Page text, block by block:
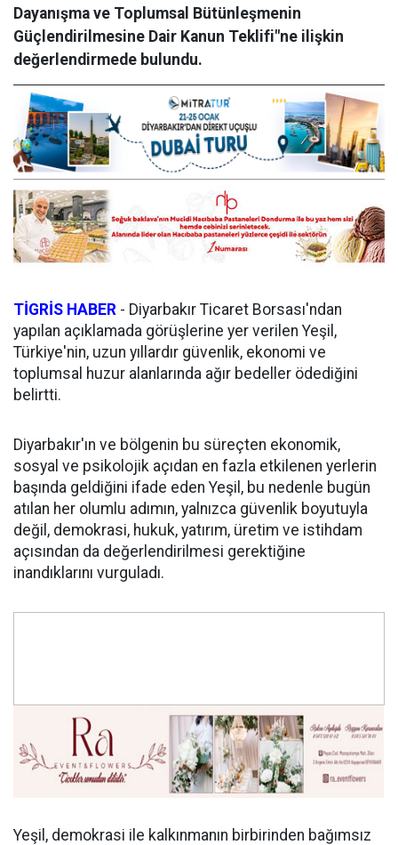
Dayanışma ve Toplumsal Bütünleşmenin
Güçlendirilmesine Dair Kanun Teklifi"ne ilişkin
değerlendirmede bulundu.
TİGRİS HABER - Diyarbakır Ticaret Borsası'ndan
yapılan açıklamada görüşlerine yer verilen Yeşil,
Türkiye'nin, uzun yıllardır güvenlik, ekonomi ve
toplumsal huzur alanlarında ağır bedeller ödediğini
belirtti.
Diyarbakır'ın ve bölgenin bu süreçten ekonomik,
sosyal ve psikolojik açıdan en fazla etkilenen yerlerin
başında geldiğini ifade eden Yeşil, bu nedenle bugün
atılan her olumlu adımın, yalnızca güvenlik boyutuyla
değil, demokrasi, hukuk, yatırım, üretim ve istihdam
açısından da değerlendirilmesi gerektiğine
inandıklarını vurguladı.
Yeşil, demokrasi ile kalkınmanın birbirinden bağımsız